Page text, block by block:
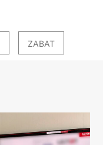
ZABAT